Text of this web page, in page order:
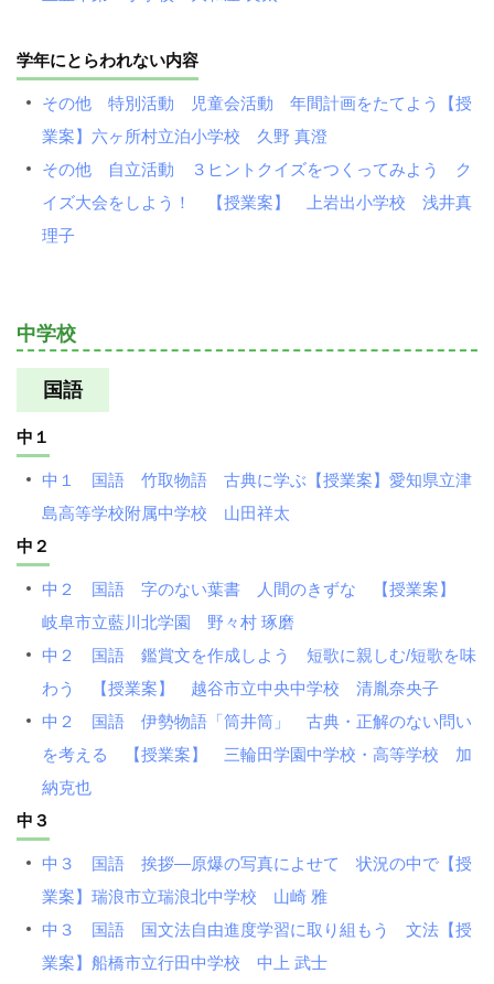
学年にとらわれない内容
その他 特別活動 児童会活動 年間計画をたてよう【授
業案】六ヶ所村立泊小学校 久野 真澄
その他 自立活動 ３ヒントクイズをつくってみよう ク
イズ大会をしよう！ 【授業案】 上岩出小学校 浅井真
理子
中学校
国語
中１
中１ 国語 竹取物語 古典に学ぶ【授業案】愛知県立津
島高等学校附属中学校 山田祥太
中２
中２ 国語 字のない葉書 人間のきずな 【授業案】
岐阜市立藍川北学園 野々村 琢磨
中２ 国語 鑑賞文を作成しよう 短歌に親しむ/短歌を味
わう 【授業案】 越谷市立中央中学校 清胤奈央子
中２ 国語 伊勢物語「筒井筒」 古典・正解のない問い
を考える 【授業案】 三輪田学園中学校・高等学校 加
納克也
中３
中３ 国語 挨拶―原爆の写真によせて 状況の中で【授
業案】瑞浪市立瑞浪北中学校 山崎 雅
中３ 国語 国文法自由進度学習に取り組もう 文法【授
業案】船橋市立行田中学校 中上 武士